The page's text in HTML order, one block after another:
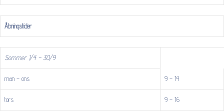
Åbningstider
Sommer 1/4 – 30/9
man – ons 9 – 14
tors 9 – 16